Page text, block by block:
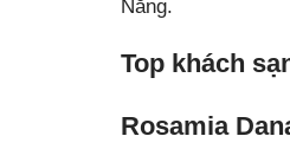
Nẵng.
Top khách
Rosamia